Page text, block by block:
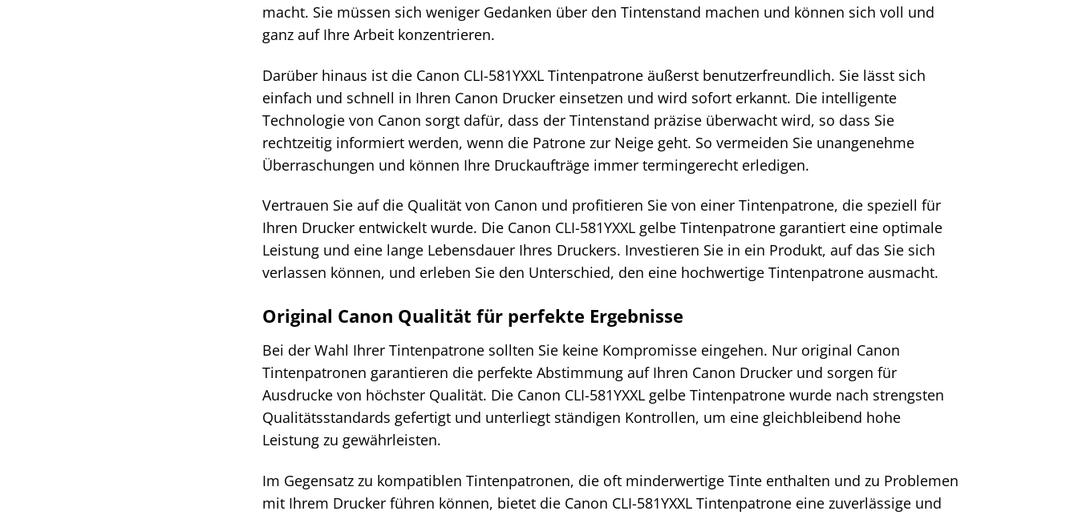
macht. Sie müssen sich weniger Gedanken über den Tintenstand machen und können sich voll und
ganz auf Ihre Arbeit konzentrieren.
Darüber hinaus ist die Canon CLI-581YXXL Tintenpatrone äußerst benutzerfreundlich. Sie lässt sich
einfach und schnell in Ihren Canon Drucker einsetzen und wird sofort erkannt. Die intelligente
Technologie von Canon sorgt dafür, dass der Tintenstand präzise überwacht wird, so dass Sie
rechtzeitig informiert werden, wenn die Patrone zur Neige geht. So vermeiden Sie unangenehme
Überraschungen und können Ihre Druckaufträge immer termingerecht erledigen.
Vertrauen Sie auf die Qualität von Canon und profitieren Sie von einer Tintenpatrone, die speziell für
Ihren Drucker entwickelt wurde. Die Canon CLI-581YXXL gelbe Tintenpatrone garantiert eine optimale
Leistung und eine lange Lebensdauer Ihres Druckers. Investieren Sie in ein Produkt, auf das Sie sich
verlassen können, und erleben Sie den Unterschied, den eine hochwertige Tintenpatrone ausmacht.
Original Canon Qualität für perfekte Ergebnisse
Bei der Wahl Ihrer Tintenpatrone sollten Sie keine Kompromisse eingehen. Nur original Canon
Tintenpatronen garantieren die perfekte Abstimmung auf Ihren Canon Drucker und sorgen für
Ausdrucke von höchster Qualität. Die Canon CLI-581YXXL gelbe Tintenpatrone wurde nach strengsten
Qualitätsstandards gefertigt und unterliegt ständigen Kontrollen, um eine gleichbleibend hohe
Leistung zu gewährleisten.
Im Gegensatz zu kompatiblen Tintenpatronen, die oft minderwertige Tinte enthalten und zu Problemen
mit Ihrem Drucker führen können, bietet die Canon CLI-581YXXL Tintenpatrone eine zuverlässige und